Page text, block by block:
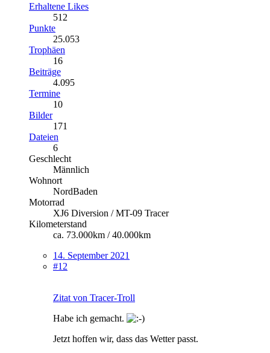
Erhaltene Likes
512
Punkte
25.053
Trophäen
16
Beiträge
4.095
Termine
10
Bilder
171
Dateien
6
Geschlecht
Männlich
Wohnort
NordBaden
Motorrad
XJ6 Diversion / MT-09 Tracer
Kilometerstand
ca. 73.000km / 40.000km
14. September 2021
#12
Zitat von Tracer-Troll
Habe ich gemacht.
Jetzt hoffen wir, dass das Wetter passt.